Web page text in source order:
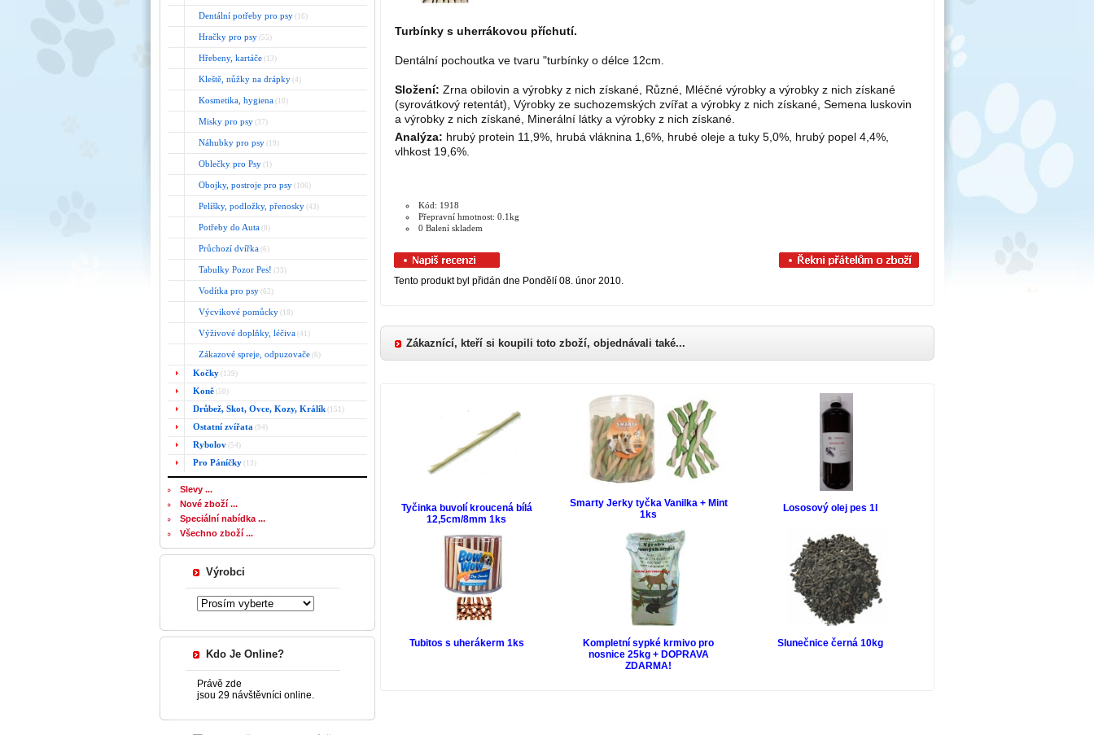
Dentální potřeby pro psy (16)
Hračky pro psy (55)
Hřebeny, kartáče (13)
Kleště, nůžky na drápky (4)
Kosmetika, hygiena (10)
Misky pro psy (37)
Náhubky pro psy (19)
Oblečky pro Psy (1)
Obojky, postroje pro psy (106)
Pelíšky, podložky, přenosky (43)
Potřeby do Auta (8)
Průchozí dvířka (6)
Tabulky Pozor Pes! (33)
Vodítka pro psy (62)
Výcvikové pomůcky (18)
Výživové doplňky, léčiva (41)
Zákazové spreje, odpuzovače (6)
Kočky (139)
Koně (50)
Drůbež, Skot, Ovce, Kozy, Králík (151)
Ostatní zvířata (94)
Rybolov (54)
Pro Páníčky (13)
Slevy ...
Nové zboží ...
Speciální nabídka ...
Všechno zboží ...
Výrobci
Kdo Je Online?
Právě zde
jsou 29 návštěvníci online.
Turbínky s uherrákovou příchutí.
Dentální pochoutka ve tvaru "turbínky o délce 12cm.
Složení: Zrna obilovin a výrobky z nich získané, Různé, Mléčné výrobky a výrobky z nich získané
(syrovátkový retentát), Výrobky ze suchozemských zvířat a výrobky z nich získané, Semena luskovin
a výrobky z nich získané, Minerální látky a výrobky z nich získané.
Analýza: hrubý protein 11,9%, hrubá vláknina 1,6%, hrubé oleje a tuky 5,0%, hrubý popel 4,4%,
vlhkost 19,6%.
Kód: 1918
Přepravní hmotnost: 0.1kg
0 Balení skladem
Tento produkt byl přidán dne Pondělí 08. únor 2010.
Zákaznící, kteří si koupili toto zboží, objednávali také...
Tyčinka buvolí kroucená bílá
12,5cm/8mm 1ks
Smarty Jerky tyčka Vanilka + Mint
1ks
Lososový olej pes 1l
Tubitos s uherákerm 1ks
Kompletní sypké krmivo pro
nosnice 25kg + DOPRAVA
ZDARMA!
Slunečnice černá 10kg